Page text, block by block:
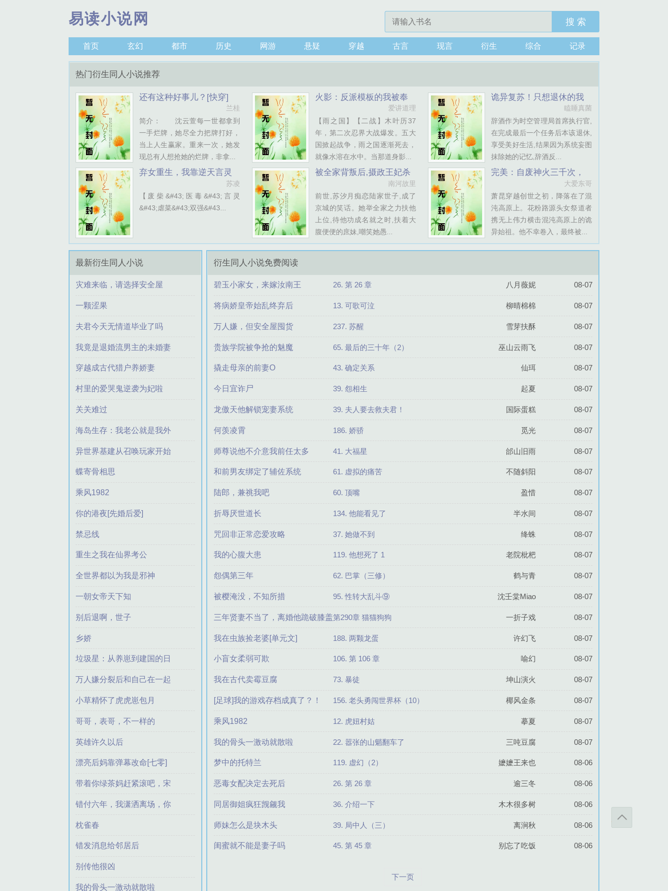
易读小说网 搜 索
首页 玄幻 都市 历史 网游 悬疑 穿越 古言 现言 衍生 综合 记录
热门衍生同人小说推荐
还有这种好事儿？[快穿]
兰桂
简介： 沈云萱每一世都拿到
一手烂牌，她尽全力把牌打好，
当上人生赢家。重来一次，她发
现总有人想抢她的烂牌，非拿...
火影：反派模板的我被奉
爱讲道理
【雨之国】【二战】木叶历37
年，第二次忍界大战爆发。五大
国掀起战争，雨之国逐渐死去，
就像水溶在水中。当那道身影...
诡异复苏！只想退休的我
瞌睡真菌
辞酒作为时空管理局首席执行官,
在完成最后一个任务后本该退休,
享受美好生活,结果因为系统妄图
抹除她的记忆,辞酒反...
弃女重生，我靠逆天言灵
苏凌
【废柴&#43;医毒&#43;言灵
&#43;虐菜&#43;双强&#43...
被全家背叛后,摄政王妃杀
南河故里
前世,苏汐月痴恋陆家世子,成了
京城的笑话。她举全家之力扶他
上位,待他功成名就之时,扶着大
腹便便的庶妹,嘲笑她愚...
完美：自废神火三千次，
大爱东哥
萧昆穿越创世之初，降落在了混
沌高原上。花粉路源头女祭道者
携无上伟力横击混沌高原上的诡
异始祖。他不幸卷入，最终被...
最新衍生同人小说
灾难来临，请选择安全屋
一颗涩果
夫君今天无情道毕业了吗
汝影随心
我竟是退婚流男主的未婚妻
此生最爱吃芋头
穿越成古代猎户养娇妻
村里的爱哭鬼逆袭为妃啦
关关难过
清莲不染尘
海岛生存：我老公就是我外
挂
异世界基建从召唤玩家开始
蝶寄骨相思
乘风1982
你的港夜[先婚后爱]
禁忌线
重生之我在仙界考公
全世界都以为我是邪神
一朝女帝天下知
别后退啊，世子
乡娇
垃圾星：从养崽到建国的日
常
万人嫌分裂后和自己在一起
了
小草精怀了虎虎崽包月
哥哥，表哥，不一样的
英雄许久以后
缺爱的龟
漂亮后妈靠弹幕改命[七零]
带着你绿茶妈赶紧滚吧，宋
小姐果断去父留子
错付六年，我潇洒离场，你
哭什么
枕雀春
错发消息给邻居后
别传他很凶
我的骨头一激动就散啦
衍生同人小说免费阅读
碧玉小家女，来嫁汝南王 26. 第 26 章 八月薇妮 08-07
将病娇皇帝始乱终弃后 13. 可歌可泣 柳晴棉棉 08-07
万人嫌，但安全屋囤货 237. 苏醒 雪芽扶酥 08-07
贵族学院被争抢的魅魔 65. 最后的三十年（2） 巫山云雨飞 08-07
撬走母亲的前妻O 43. 确定关系 仙珥 08-07
今日宜诈尸 39. 怨相生 起夏 08-07
龙傲天他解锁宠妻系统 39. 夫人要去救夫君！ 国际蛋糕 08-07
何羡凌霄 186. 娇骄 觅光 08-07
师尊说他不介意我前任太多 41. 大福星 邰山旧雨 08-07
和前男友绑定了辅佐系统 61. 虚拟的痛苦 不随斜阳 08-07
陆郎，兼祧我吧 60. 顶嘴 盈惜 08-07
折辱厌世道长 134. 他能看见了 半水间 08-07
咒回非正常恋爱攻略 37. 她做不到 绛蛛 08-07
我的心腹大患 119. 他想死了 1 老院枇杷 08-07
怨偶第三年 62. 巴掌（三修） 鹤与青 08-07
被樱淹没，不知所措 95. 性转大乱斗⑨ 沈壬棠Miao 08-07
三年贤妻不当了，离婚他跪破膝盖第290章 猫猫狗狗 一折子戏 08-07
我在虫族捡老婆[单元文] 188. 两颗龙蛋 许幻飞 08-07
小盲女柔弱可欺 106. 第 106 章 喻幻 08-07
我在古代卖霉豆腐 73. 暴徒 坤山演火 08-07
[足球]我的游戏存档成真了？！ 156. 老头勇闯世界杯（10） 椰风金条 08-07
乘风1982 12. 虎妞村姑 摹夏 08-07
我的骨头一激动就散啦 22. 嚣张的山魈翻车了 三吨豆腐 08-07
梦中的托特兰 119. 虚幻（2） 嬷嬷王来也 08-06
恶毒女配决定去死后 26. 第 26 章 逾三冬 08-06
同居御姐疯狂觊觎我 36. 介绍一下 木木很多树 08-06
师妹怎么是块木头 39. 局中人（三） 离涧秋 08-06
闺蜜就不能是妻子吗 45. 第 45 章 别忘了吃饭 08-06
下一页